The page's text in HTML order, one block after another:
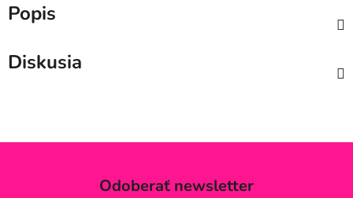
Popis
Diskusia
Odoberať newsletter